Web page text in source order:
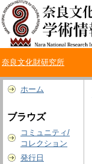
奈良文化財研究所
ホーム
ブラウズ
コミュニティ/
コレクション
発行日